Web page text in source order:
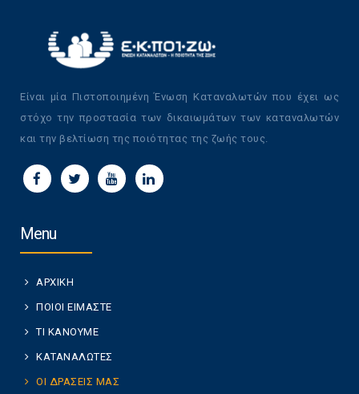
Είναι μία Πιστοποιημένη Ένωση Καταναλωτών που έχει ως
στόχο την προστασία των δικαιωμάτων των καταναλωτών
και την βελτίωση της ποιότητας της ζωής τους.
Menu
ΑΡΧΙΚΗ
ΠΟΙΟΙ ΕΙΜΑΣΤΕ
ΤΙ ΚΑΝΟΥΜΕ
ΚΑΤΑΝΑΛΩΤΕΣ
ΟΙ ΔΡΑΣΕΙΣ ΜΑΣ